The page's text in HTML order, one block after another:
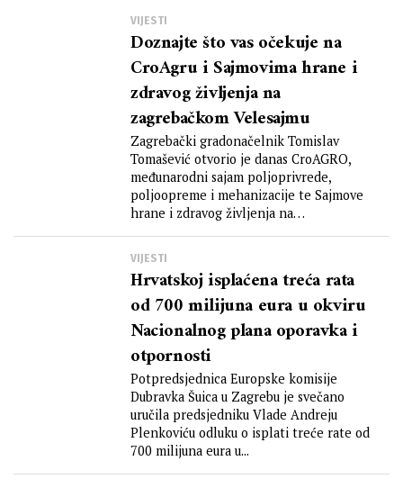
VIJESTI
Doznajte što vas očekuje na
CroAgru i Sajmovima hrane i
zdravog življenja na
zagrebačkom Velesajmu
Zagrebački gradonačelnik Tomislav
Tomašević otvorio je danas CroAGRO,
međunarodni sajam poljoprivrede,
poljoopreme i mehanizacije te Sajmove
hrane i zdravog življenja na
VIJESTI
Hrvatskoj isplaćena treća rata
od 700 milijuna eura u okviru
Nacionalnog plana oporavka i
otpornosti
Potpredsjednica Europske komisije
Dubravka Šuica u Zagrebu je svečano
uručila predsjedniku Vlade Andreju
Plenkoviću odluku o isplati treće rate od
700 milijuna eura u...